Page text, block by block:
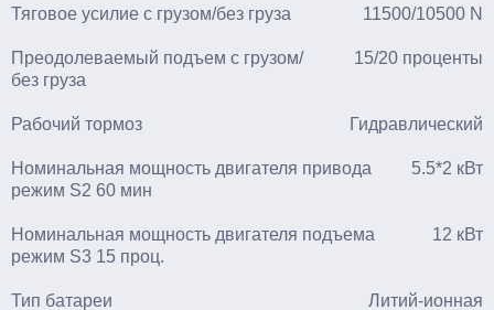
Тяговое усилие с грузом/без груза 11500/10500 N
Преодолеваемый подъем с грузом/
без груза
15/20 проценты
Рабочий тормоз Гидравлический
Номинальная мощность двигателя привода
режим S2 60 мин
5.5*2 кВт
Номинальная мощность двигателя подъема
режим S3 15 проц.
12 кВт
Тип батареи Литий-ионная